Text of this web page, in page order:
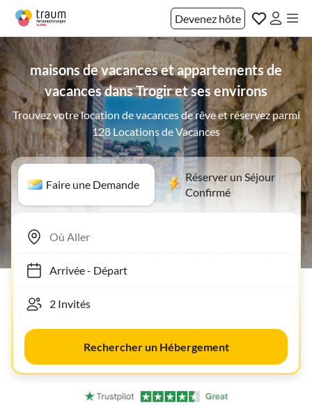
Devenez hôte
maisons de vacances et appartements de
vacances dans Trogir et ses environs
Trouvez votre location de vacances de rêve et réservez parmi
128 Locations de Vacances
Faire une Demande
Réserver un Séjour
Confirmé
Arrivée- Départ
Rechercher un Hébergement